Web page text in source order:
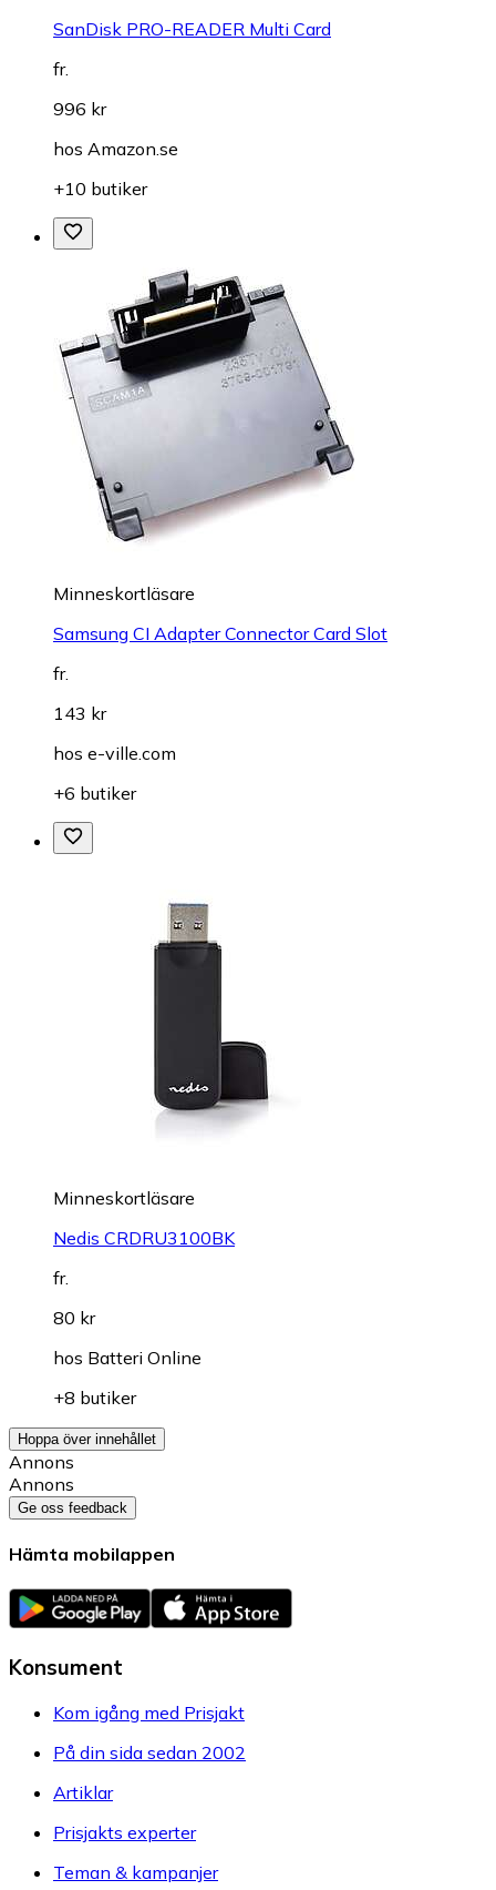
SanDisk PRO-READER Multi Card
fr.
996 kr
hos Amazon.se
+10 butiker
Minneskortläsare
Samsung CI Adapter Connector Card Slot
fr.
143 kr
hos e-ville.com
+6 butiker
Minneskortläsare
Nedis CRDRU3100BK
fr.
80 kr
hos Batteri Online
+8 butiker
Hoppa över innehållet
Annons
Annons
Ge oss feedback
Hämta mobilappen
Konsument
Kom igång med Prisjakt
På din sida sedan 2002
Artiklar
Prisjakts experter
Teman & kampanjer